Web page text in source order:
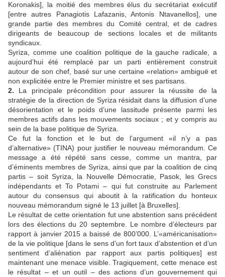
Koronakis], la moitié des membres élus du secrétariat exécutif
[entre autres Panagiotis Lafazanis, Antonis Ntavanellos], une
grande partie des membres du Comité central, et de cadres
dirigeants de beaucoup de sections locales et de militants
syndicaux.
Syriza, comme une coalition politique de la gauche radicale, a
aujourd’hui été remplacé par un parti entièrement construit
autour de son chef, basé sur une certaine «relation» ambiguë et
non explicitée entre le Premier ministre et ses partisans.
2. La principale précondition pour assurer la réussite de la
stratégie de la direction de Syriza résidait dans la diffusion d’une
désorientation et le poids d’une lassitude présente parmi les
membres actifs dans les mouvements sociaux ; et y compris au
sein de la base politique de Syriza.
Ce fut la fonction et le but de l’argument «il n’y a pas
d’alternative» (TINA) pour justifier le nouveau mémorandum. Ce
message a été répété sans cesse, comme un mantra, par
d’éminents membres de Syriza, ainsi que par la coalition de cinq
partis – soit Syriza, la Nouvelle Démocratie, Pasok, les Grecs
indépendants et To Potami – qui fut construite au Parlement
autour du consensus qui aboutit à la ratification du honteux
nouveau mémorandum signé le 13 juillet [à Bruxelles].
Le résultat de cette orientation fut une abstention sans précédent
lors des élections du 20 septembre. Le nombre d’électeurs par
rapport à janvier 2015 a baissé de 800’000. L’«américanisation»
de la vie politique [dans le sens d’un fort taux d’abstention et d’un
sentiment d’aliénation par rapport aux partis politiques] est
maintenant une menace visible. Tragiquement, cette menace est
le résultat – et un outil – des actions d’un gouvernement qui